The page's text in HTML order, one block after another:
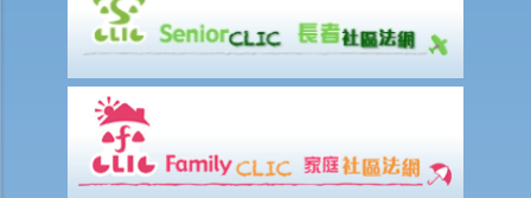
4. 契约及承诺
6. 收费、佣金及费用
7. 偿还贷款
8. 违约—贷款人何时可以终止贷款协议，并要求还款及收取所有其他应
付款项？